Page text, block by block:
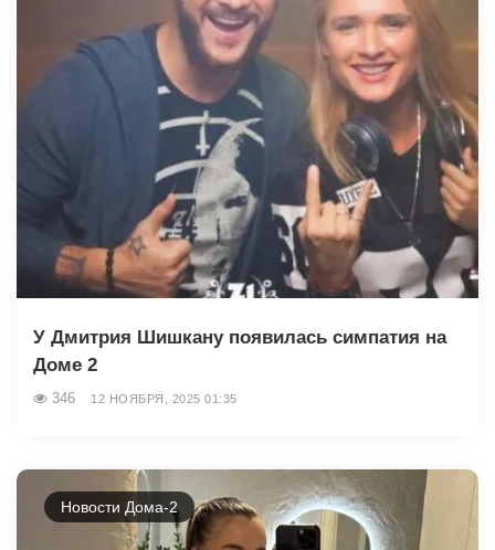
У Дмитрия Шишкану появилась симпатия на
Доме 2
346 12 НОЯБРЯ, 2025 01:35
Новости Дома-2